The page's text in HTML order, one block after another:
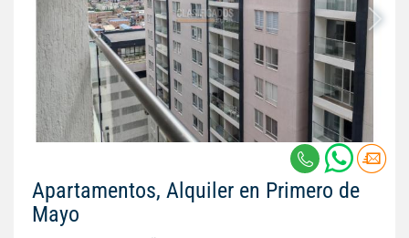
Apartamentos, Alquiler en Primero de
Mayo